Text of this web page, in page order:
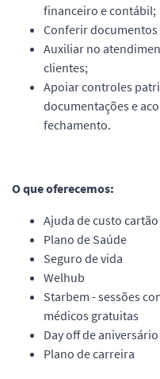
financeiro e contábil;
Conferir
Auxiliar no
clientes;
Apoiar controles
documentações e
fechamento.
O que oferecemos:
Ajuda de custo
Plano de Saúde
Seguro de vida
Welhub
Starbem - sessões
médicos gratuitas
Day off de aniversário
Plano de carreira